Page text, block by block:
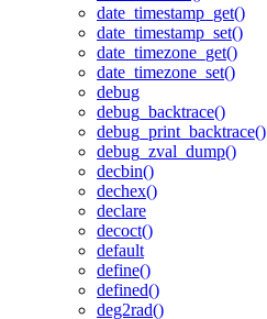
date_timestamp_get()
date_timestamp_set()
date_timezone_get()
date_timezone_set()
debug
debug_backtrace()
debug_print_backtrace()
debug_zval_dump()
decbin()
dechex()
declare
decoct()
default
define()
defined()
deg2rad()